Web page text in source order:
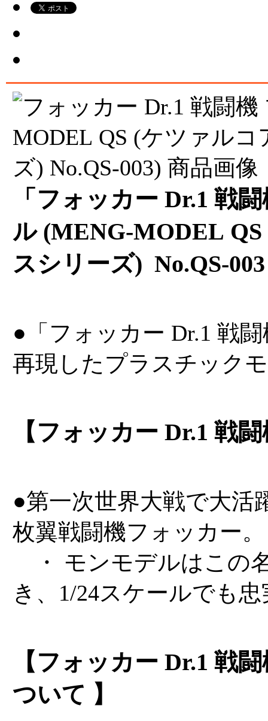
「フォッカー Dr.1 戦
ル (MENG-MODEL
スシリーズ) No.QS-
●「フォッカー Dr.1 戦
再現したプラスチック
【フォッカー Dr.1 戦
●第一次世界大戦で大活
枚翼戦闘機フォッカー。
・ モンモデルはこの
き、1/24スケールでも
【フォッカー Dr.1 戦
ついて 】